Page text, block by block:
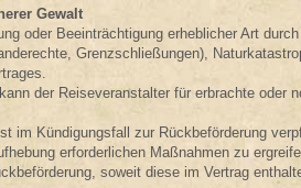
Gewalt
oder Beeinträchtigung erheblicher Art
Grenzschließungen),
der Reiseveranstalter für erbrachte
im Kündigungsfall zur Rückbeförderung
erforderlichen Maßnahmen zu
soweit diese im Vertrag